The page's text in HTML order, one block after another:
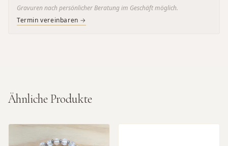
Gravuren nach persönlicher Beratung im Geschäft möglich.
Termin vereinbaren →
Ähnliche Produkte